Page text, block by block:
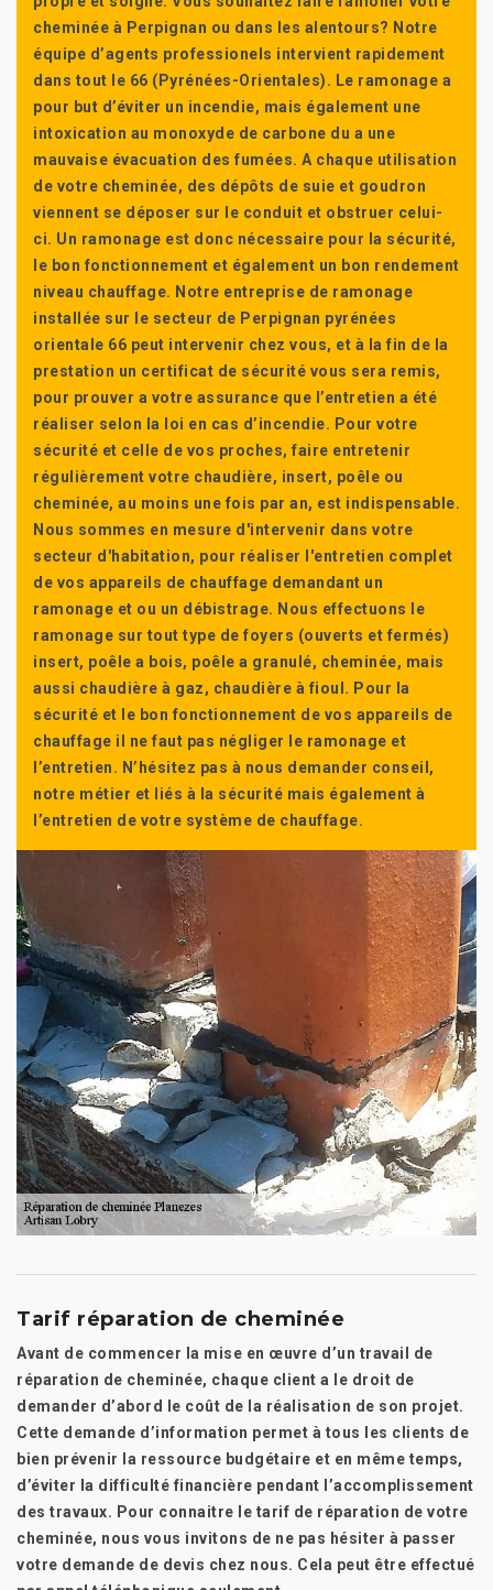
cheminée à Perpignan ou dans les alentours? Notre
équipe d’agents professionels intervient rapidement
dans tout le 66 (Pyrénées-Orientales). Le ramonage a
pour but d’éviter un incendie, mais également une
intoxication au monoxyde de carbone du a une
mauvaise évacuation des fumées. A chaque utilisation
de votre cheminée, des dépôts de suie et goudron
viennent se déposer sur le conduit et obstruer celui-
ci. Un ramonage est donc nécessaire pour la sécurité,
le bon fonctionnement et également un bon rendement
niveau chauffage. Notre entreprise de ramonage
installée sur le secteur de Perpignan pyrénées
orientale 66 peut intervenir chez vous, et à la fin de la
prestation un certificat de sécurité vous sera remis,
pour prouver a votre assurance que l’entretien a été
réaliser selon la loi en cas d’incendie. Pour votre
sécurité et celle de vos proches, faire entretenir
régulièrement votre chaudière, insert, poêle ou
cheminée, au moins une fois par an, est indispensable.
Nous sommes en mesure d'intervenir dans votre
secteur d'habitation, pour réaliser l'entretien complet
de vos appareils de chauffage demandant un
ramonage et ou un débistrage. Nous effectuons le
ramonage sur tout type de foyers (ouverts et fermés)
insert, poêle a bois, poêle a granulé, cheminée, mais
aussi chaudière à gaz, chaudière à fioul. Pour la
sécurité et le bon fonctionnement de vos appareils de
chauffage il ne faut pas négliger le ramonage et
l’entretien. N’hésitez pas à nous demander conseil,
notre métier et liés à la sécurité mais également à
l’entretien de votre système de chauffage.
Tarif réparation de cheminée
Avant de commencer la mise en œuvre d’un travail de
réparation de cheminée, chaque client a le droit de
demander d’abord le coût de la réalisation de son projet.
Cette demande d’information permet à tous les clients de
bien prévenir la ressource budgétaire et en même temps,
d’éviter la difficulté financière pendant l’accomplissement
des travaux. Pour connaitre le tarif de réparation de votre
cheminée, nous vous invitons de ne pas hésiter à passer
votre demande de devis chez nous. Cela peut être effectué